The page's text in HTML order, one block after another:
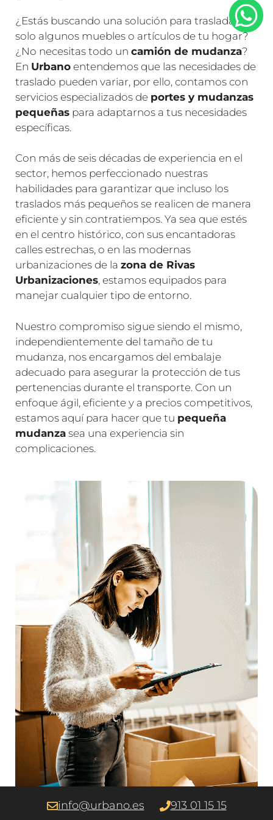
¿Estás buscando una solución para trasladar
solo algunos muebles o artículos de tu hogar?
¿No necesitas todo un camión de mudanza?
En Urbano entendemos que las necesidades de
traslado pueden variar, por ello, contamos con
servicios especializados de portes y mudanzas
pequeñas para adaptarnos a tus necesidades
específicas.
Con más de seis décadas de experiencia en el
sector, hemos perfeccionado nuestras
habilidades para garantizar que incluso los
traslados más pequeños se realicen de manera
eficiente y sin contratiempos. Ya sea que estés
en el centro histórico, con sus encantadoras
calles estrechas, o en las modernas
urbanizaciones de la zona de Rivas
Urbanizaciones, estamos equipados para
manejar cualquier tipo de entorno.
Nuestro compromiso sigue siendo el mismo,
independientemente del tamaño de tu
mudanza, nos encargamos del embalaje
adecuado para asegurar la protección de tus
pertenencias durante el transporte. Con un
enfoque ágil, eficiente y a precios competitivos,
estamos aquí para hacer que tu pequeña
mudanza sea una experiencia sin
complicaciones.
info@urbano.es 913 01 15 15